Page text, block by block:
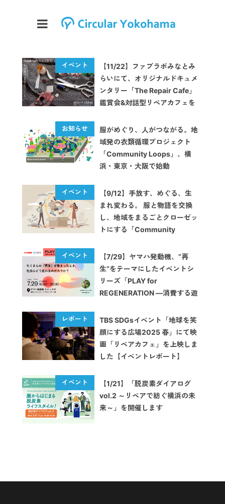
【11/22】ファブラボみなとみ
らいにて、オリジナルドキュメ
ンタリー「The Repair Cafe」
鑑賞会&対話型リペアカフェを
服がめぐり、人がつながる。地
域発の衣類循環プロジェクト
「Community Loops」、横
浜・東京・大阪で始動
【9/12】手放す、めぐる、生
まれ変わる。 服と物語を交換
し、地域をまるごとクローゼッ
トにする「Community
が開催
【7/29】ヤマハ発動機、”再
生”をテーマにしたイベントシ
リーズ「PLAY for
REGENERATION ―消費する遊
開始
TBS SDGsイベント「地球を笑
顔にする広場2025 春」にて映
画「リペアカフェ」を上映しま
した【イベントレポート】
【1/21】「脱炭素ダイアログ
vol.2 ～リペアで紡ぐ横浜の未
来～」を開催します